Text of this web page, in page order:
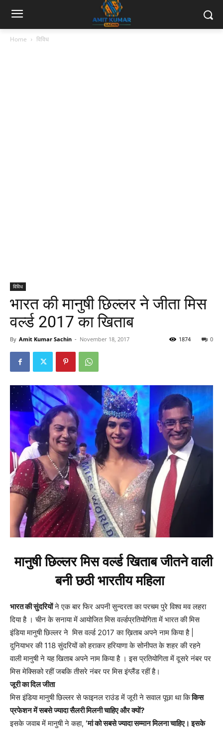
Home विविध
विविध
भारत की मानुषी छिल्लर ने जीता मिस
वर्ल्ड 2017 का खिताब
By Amit Kumar Sachin - November 18, 2017 0
1874
मानुषी छिल्लर मिस वर्ल्ड खिताब जीतने वाली
बनी छठी भारतीय महिला
भारत की सुंदरियोंने एक बार फिर अपनी सुन्दरता का परचम पुरे विश्व मव लहरा
दिया है । चीन के सनाया में आयोजित मिस वर्ल्डप्रतियोगिता में भारत की मिस
इंडिया मानुषी छिल्लर ने मिस वर्ल्ड 2017 का ख़िताब अपने नाम किया है |
दुनियाभर की 118 सुंदरियों को हराकर हरियाणा के सोनीपत के शहर की रहने
वाली मानुषी ने यह खिताब अपने नाम किया है । इस प्रतियोगिता में दूसरे नंबर पर
मिस मेक्सिको रहीं जबकि तीसरे नंबर पर मिस इंग्लैंड रहीं है।
जूरी का दिल जीता
मिस इंडिया मानुषी छिल्लर से फाइनल राउंड में जूरी ने सवाल पूछा था किकिस
प्रफेशन में सबसे ज्यादा सैलरी मिलनी चाहिए और क्यों?
इसके जवाब में मानुषी ने कहा, ‘मां को सबसे ज्यादा सम्मान मिलना चाहिए। इसके